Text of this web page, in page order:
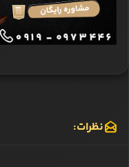
نظرات: